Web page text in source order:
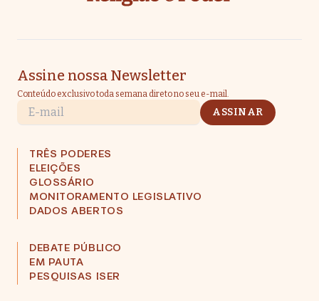
Assine nossa Newsletter
Conteúdo exclusivo toda semana direto no seu e-mail.
E-mail ASSINAR
TRÊS PODERES
ELEIÇÕES
GLOSSÁRIO
MONITORAMENTO LEGISLATIVO
DADOS ABERTOS
DEBATE PÚBLICO
EM PAUTA
PESQUISAS ISER